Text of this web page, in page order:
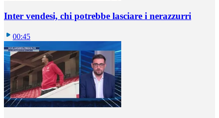
Inter vendesi, chi potrebbe lasciare i nerazzurri
00:45